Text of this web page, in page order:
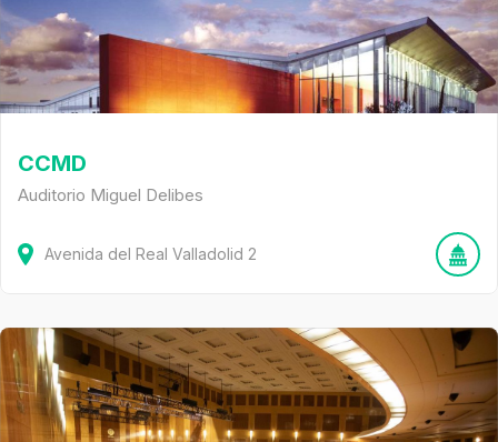
CCMD
Auditorio Miguel Delibes
Avenida del Real Valladolid 2